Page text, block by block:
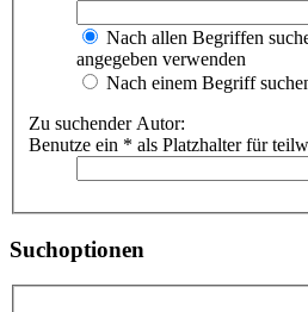
Nach allen Begriffen
angegeben verwenden
Nach einem Begriff
Zu suchender Autor:
Benutze ein * als Platzhalter für
Suchoptionen